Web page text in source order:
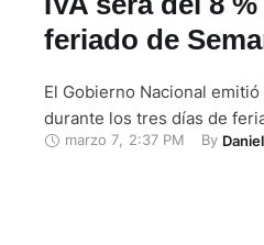
feriado de
El Gobierno Nacional
durante los tres días de
marzo 7 2:37 PM By